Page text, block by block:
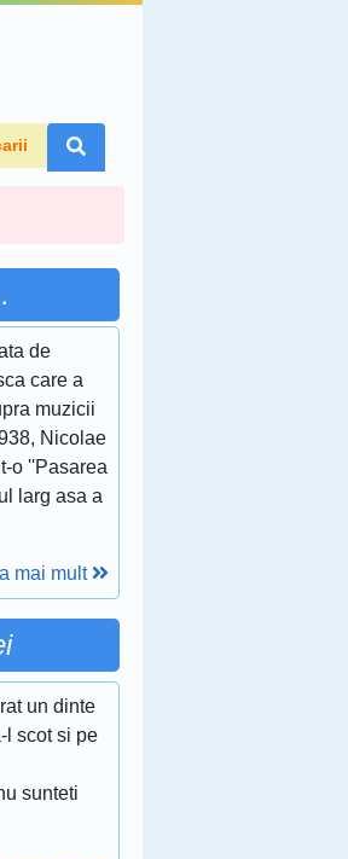
de
care a
muzicii
Nicolae
o ''Pasarea
larg asa a
mai mult
un dinte
l scot si pe
sunteti